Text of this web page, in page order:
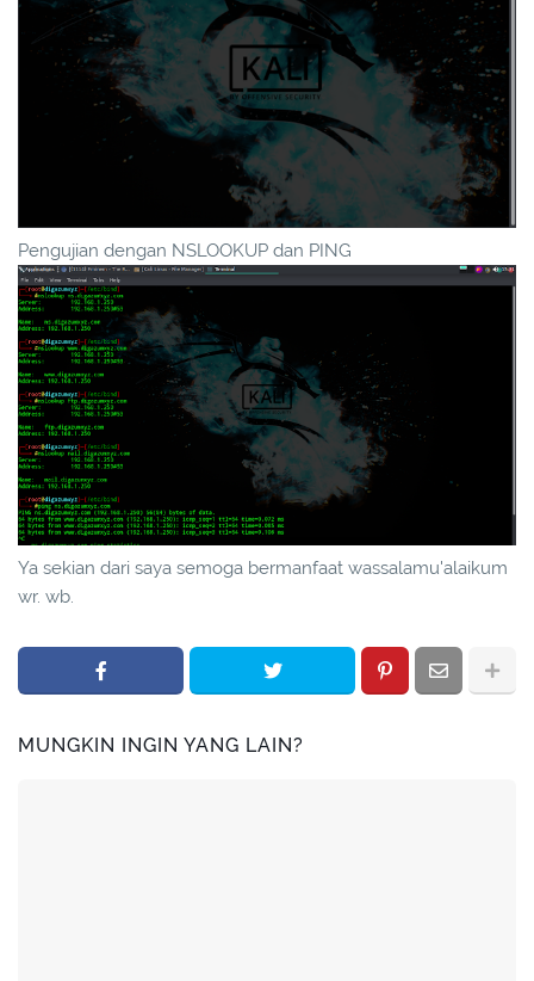
Pengujian dengan NSLOOKUP dan PING
Ya sekian dari saya semoga bermanfaat wassalamu'alaikum
wr. wb.
MUNGKIN INGIN YANG LAIN?